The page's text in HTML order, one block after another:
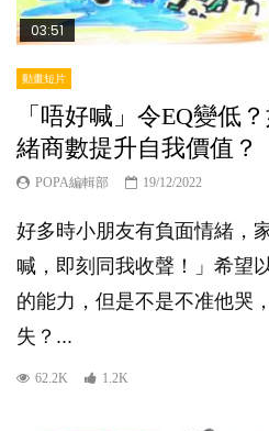
03:51
動畫短片
「唔好喊」令EQ變低
緒商數提升自我價值？
POPA編輯部 19/12/2022
好多時小朋友有負面情緒，
喊，即刻同我收聲！」希望
的能力，但是不是不准他哭
失？...
62.2K 1.2K